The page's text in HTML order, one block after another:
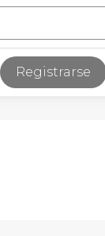
Registrarse